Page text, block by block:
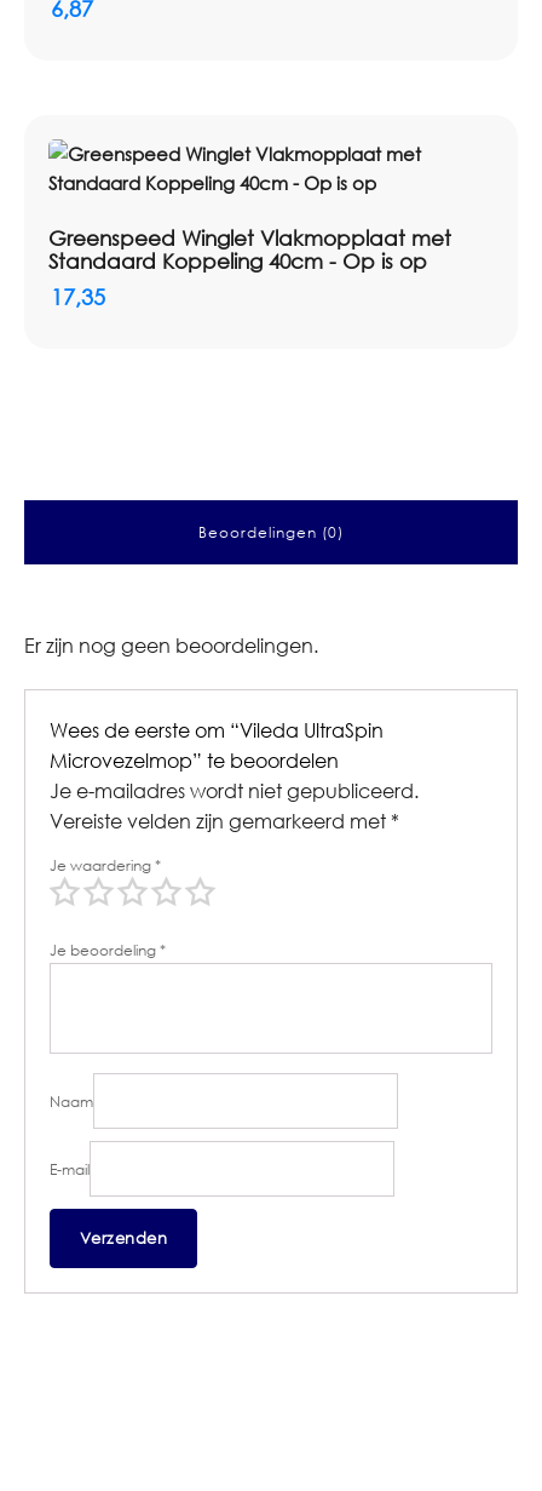
6,87
Greenspeed Winglet Vlakmopplaat met
Standaard Koppeling 40cm - Op is op
17,35
Beoordelingen (0)
Er zijn nog geen beoordelingen.
Wees de eerste om “Vileda UltraSpin
Microvezelmop” te beoordelen
Je e-mailadres wordt niet gepubliceerd.
Vereiste velden zijn gemarkeerd met *
Je waardering*
Je beoordeling*
Naam
E-mail